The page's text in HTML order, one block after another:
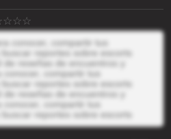
conocer, compartir tus
reportes sobre escorts
de reseñas de encuentros y
conocer, compartir tus
reportes sobre escorts
de reseñas de encuentros y
conocer, compartir tus
reportes sobre escorts